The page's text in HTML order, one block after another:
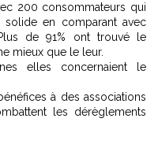
200 consommateurs qui
solide en comparant avec
de 91% ont trouvé le
mieux que le leur.
elles concernaient le
à des associations
les dérèglements